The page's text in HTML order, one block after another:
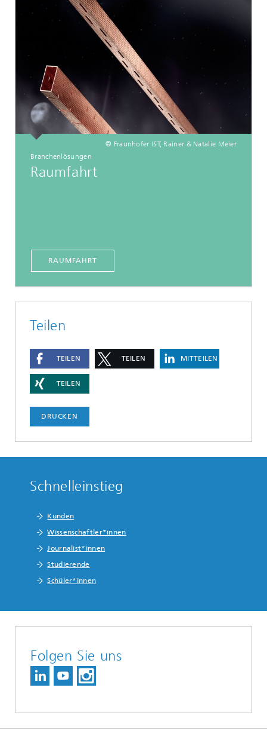
© Fraunhofer IST, Rainer & Natalie Meier
Branchenlösungen
Raumfahrt
RAUMFAHRT
Teilen
TEILEN TEILEN MITTEILEN
TEILEN
DRUCKEN
Schnelleinstieg
Kunden
Wissenschaftler*innen
Journalist*innen
Studierende
Schüler*innen
Folgen Sie uns